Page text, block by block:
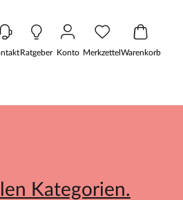
Ratgeber Konto MerkzettelWarenkorb
Kategorien.